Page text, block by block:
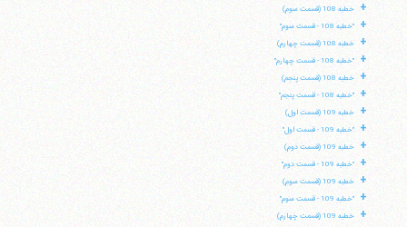
+ خطبه 108 (قسمت سوم)
+ "خطبه 108 - قسمت سوم"
+ خطبه 108 (قسمت چهارم)
+ "خطبه 108 - قسمت چهارم"
+ خطبه 108 (قسمت پنجم)
+ "خطبه 108 - قسمت پنجم"
+ خطبه 109 (قسمت اول)
+ "خطبه 109 - قسمت اول"
+ خطبه 109 (قسمت دوم)
+ "خطبه 109 - قسمت دوم"
+ خطبه 109 (قسمت سوم)
+ "خطبه 109 - قسمت سوم"
+ خطبه 109 (قسمت چهارم)